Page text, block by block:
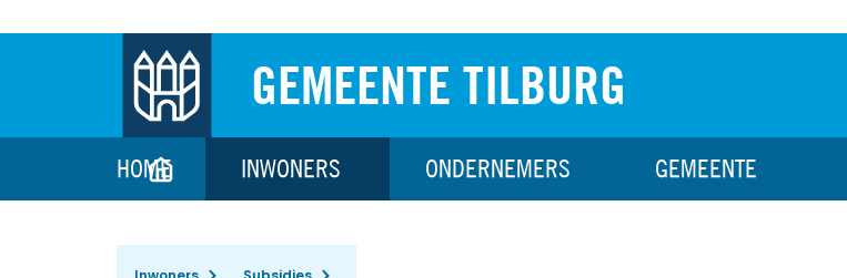
GEMEENTE TILBURG
HOME INWONERS ONDERNEMERS GEMEENTE